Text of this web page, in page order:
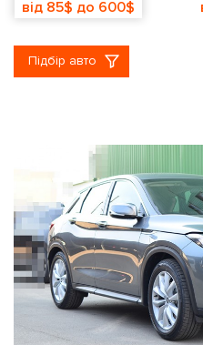
від 85$ до 600$
Підбір авто